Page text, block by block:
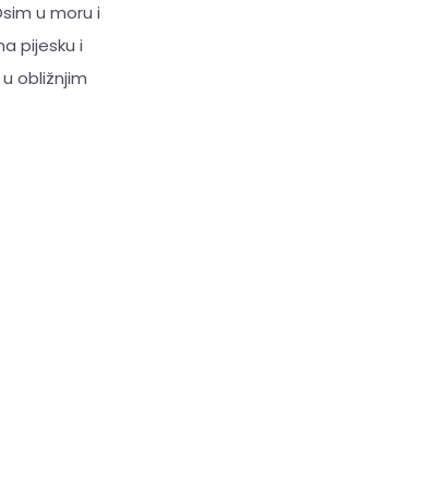
u moru i
pijesku i
obližnjim